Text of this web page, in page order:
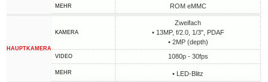
MEHR ROM eMMC
HAUPTKAMERA
KAMERA
Zweifach
• 13MP, f/2.0, 1/3", PDAF
• 2MP (depth)
VIDEO 1080p - 30fps
MEHR • LED-Blitz